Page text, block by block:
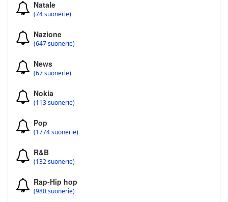
Natale
(74 suonerie)
Nazione
(647 suonerie)
News
(67 suonerie)
Nokia
(113 suonerie)
Pop
(1774 suonerie)
R&B
(132 suonerie)
Rap-Hip hop
(980 suonerie)